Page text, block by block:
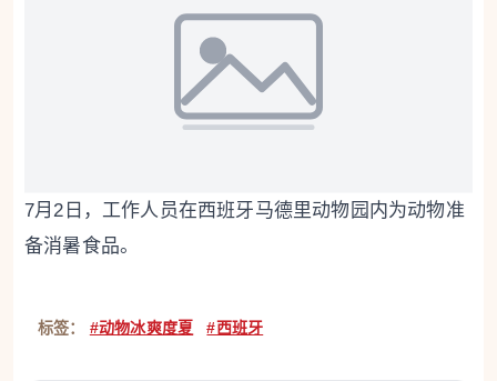
7月2日，工作人员在西班牙马德里动物园内为动物准
备消暑食品。
标签： #动物冰爽度夏 #西班牙